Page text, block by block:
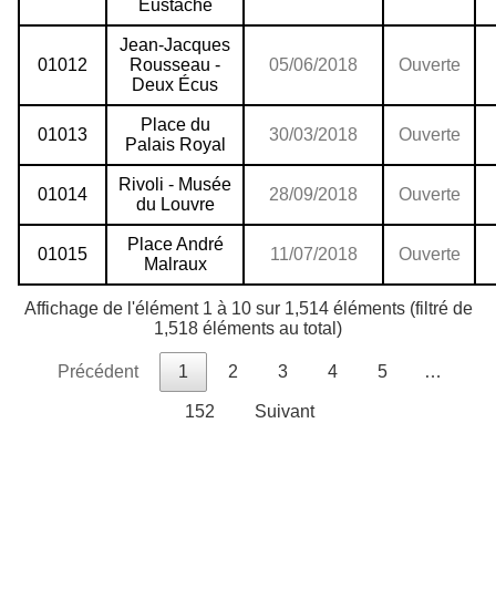
Eustache
01012
Jean-Jacques
Rousseau -
Deux Écus
05/06/2018 Ouverte
01013
Place du
Palais Royal
30/03/2018 Ouverte
01014
Rivoli - Musée
du Louvre
28/09/2018 Ouverte
01015
Place André
Malraux
11/07/2018 Ouverte
Affichage de l'élément 1 à 10 sur 1,514 éléments (filtré de
1,518 éléments au total)
Précédent 1 2 3 4 5 …
152 Suivant